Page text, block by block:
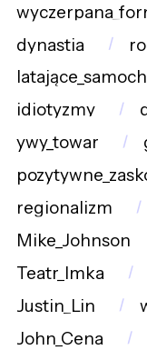
dynastia
idiotyzmy
ywy_towar
regionalizm
Mike_Johnson
Teatr_Imka
Justin_Lin
John_Cena